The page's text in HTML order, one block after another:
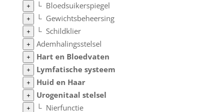
+ └ Bloedsuikerspiegel
+ └ Gewichtsbeheersing
+ └ Schildklier
+ Ademhalingsstelsel
+ Hart en Bloedvaten
+ Lymfatische systeem
+ Huid en Haar
+ Urogenitaal stelsel
+ └ Nierfunctie